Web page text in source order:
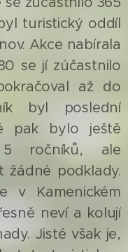
turistický oddíl
Akce nabírala
se jí zúčastnilo
až do
byl poslední
pak bylo ještě
5 ročníků, ale
žádné podklady.
v Kamenickém
neví a kolují
Jisté však je,